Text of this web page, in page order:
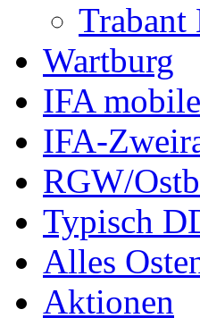
Trabant
Wartburg
IFA
IFA-
RGW/
Typisch
Alles
Aktionen